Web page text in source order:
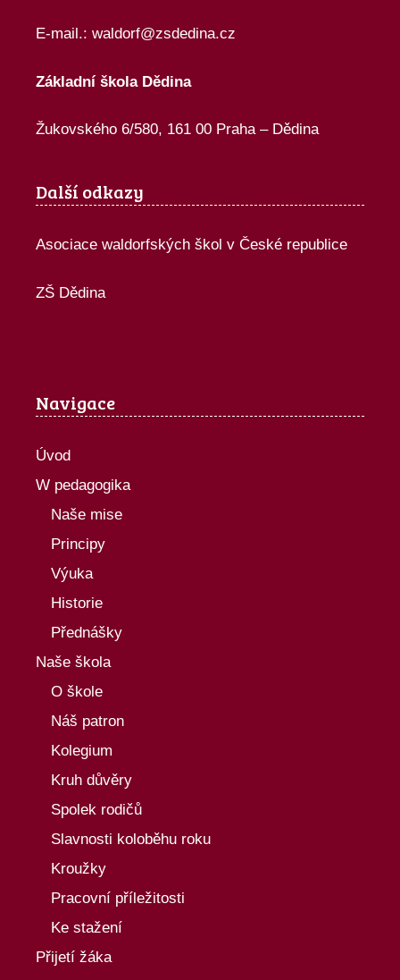
E-mail.: waldorf@zsdedina.cz
Základní škola Dědina
Žukovského 6/580, 161 00 Praha – Dědina
Další odkazy
Asociace waldorfských škol v České republice
ZŠ Dědina
Navigace
Úvod
W pedagogika
Naše mise
Principy
Výuka
Historie
Přednášky
Naše škola
O škole
Náš patron
Kolegium
Kruh důvěry
Spolek rodičů
Slavnosti koloběhu roku
Kroužky
Pracovní příležitosti
Ke stažení
Přijetí žáka